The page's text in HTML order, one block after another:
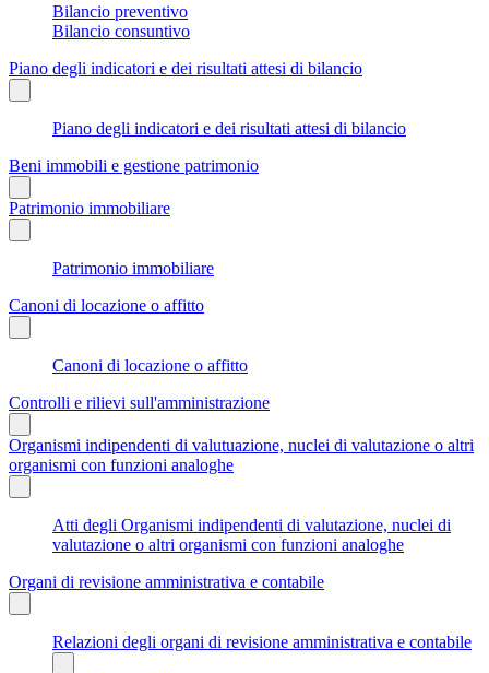
Bilancio preventivo
Bilancio consuntivo
Piano degli indicatori e dei risultati attesi di bilancio
Piano degli indicatori e dei risultati attesi di bilancio
Beni immobili e gestione patrimonio
Patrimonio immobiliare
Patrimonio immobiliare
Canoni di locazione o affitto
Canoni di locazione o affitto
Controlli e rilievi sull'amministrazione
Organismi indipendenti di valutuazione, nuclei di valutazione o altri
organismi con funzioni analoghe
Atti degli Organismi indipendenti di valutazione, nuclei di
valutazione o altri organismi con funzioni analoghe
Organi di revisione amministrativa e contabile
Relazioni degli organi di revisione amministrativa e contabile